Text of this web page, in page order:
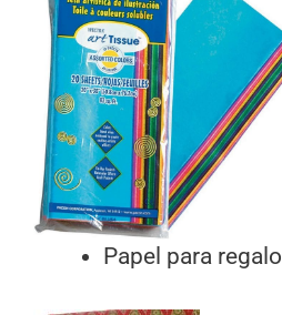
Papel para regalo